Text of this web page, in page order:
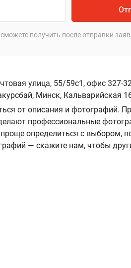
получить после отправки
улица, 55/59с1, офис 327-
Минск, Кальварийская
от описания и фотографий.
профессиональные
определиться с выбором,
— скажите нам, чтобы